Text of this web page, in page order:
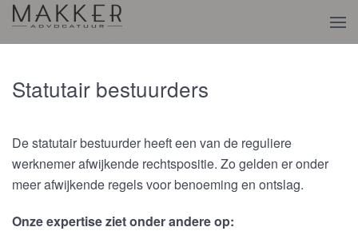
Statutair bestuurders
De statutair bestuurder heeft een van de reguliere
werknemer afwijkende rechtspositie. Zo gelden er onder
meer afwijkende regels voor benoeming en ontslag.
Onze expertise ziet onder andere op: